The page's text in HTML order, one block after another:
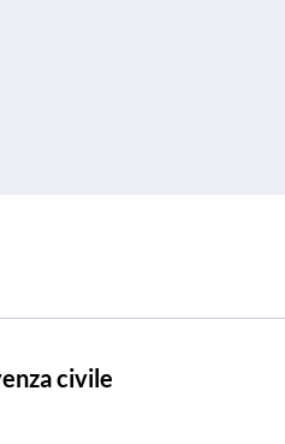
civile